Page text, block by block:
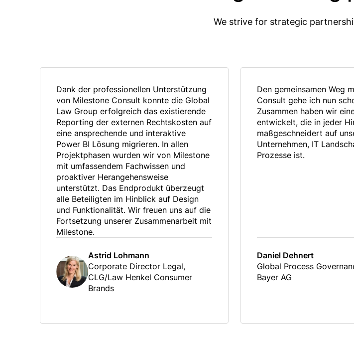
We strive for strategic
Dank der professionellen Unterstützung
von Milestone Consult konnte die Global
Law Group erfolgreich das existierende
Reporting der externen Rechtskosten auf
eine ansprechende und interaktive
Power BI Lösung migrieren. In allen
Projektphasen wurden wir von Milestone
mit umfassendem Fachwissen und
proaktiver Herangehensweise
unterstützt. Das Endprodukt überzeugt
alle Beteiligten im Hinblick auf Design
und Funktionalität. Wir freuen uns auf die
Fortsetzung unserer Zusammenarbeit mit
Milestone.
Astrid Lohmann
Corporate Director Legal,
CLG/Law Henkel Consumer
Brands
Den gemeinsamen Weg
Consult gehe ich nun
Zusammen haben wir
entwickelt, die in jeder
maßgeschneidert auf
Unternehmen, IT
Prozesse ist.
Daniel Dehnert
Global Process
Bayer AG